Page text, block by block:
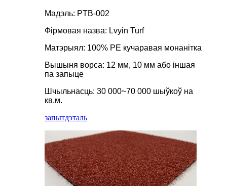
Мадэль: PTB-002
Фірмовая назва: Lvyin Turf
Матэрыял: 100% PE кучаравая монанітка
Вышыня ворса: 12 мм, 10 мм або іншая
па запыце
Шчыльнасць: 30 000~70 000 шыўкоў на
кв.м.
запытдэталь